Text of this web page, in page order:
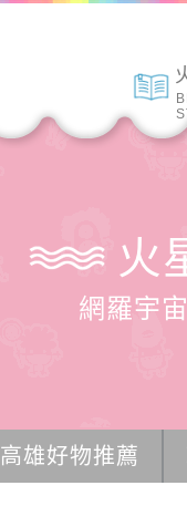
火
網羅宇
高雄好物推薦